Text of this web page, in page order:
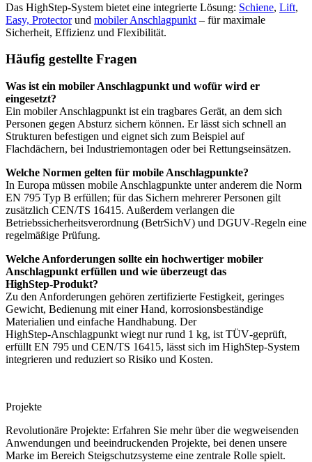
Das HighStep-System bietet eine integrierte Lösung: Schiene, Lift,
Easy, Protectorund mobiler Anschlagpunkt – für maximale
Sicherheit, Effizienz und Flexibilität.
Häufig gestellte Fragen
Was ist ein mobiler Anschlagpunkt und wofür wird er
eingesetzt?
Ein mobiler Anschlagpunkt ist ein tragbares Gerät, an dem sich
Personen gegen Absturz sichern können. Er lässt sich schnell an
Strukturen befestigen und eignet sich zum Beispiel auf
Flachdächern, bei Industriemontagen oder bei Rettungseinsätzen.
Welche Normen gelten für mobile Anschlagpunkte?
In Europa müssen mobile Anschlagpunkte unter anderem die Norm
EN 795 Typ B erfüllen; für das Sichern mehrerer Personen gilt
zusätzlich CEN/TS 16415. Außerdem verlangen die
Betriebssicherheitsverordnung (BetrSichV) und DGUV‑Regeln eine
regelmäßige Prüfung.
Welche Anforderungen sollte ein hochwertiger mobiler
Anschlagpunkt erfüllen und wie überzeugt das
HighStep‑Produkt?
Zu den Anforderungen gehören zertifizierte Festigkeit, geringes
Gewicht, Bedienung mit einer Hand, korrosionsbeständige
Materialien und einfache Handhabung. Der
HighStep‑Anschlagpunkt wiegt nur rund 1 kg, ist TÜV‑geprüft,
erfüllt EN 795 und CEN/TS 16415, lässt sich im HighStep‑System
integrieren und reduziert so Risiko und Kosten.
Projekte
Revolutionäre Projekte: Erfahren Sie mehr über die wegweisenden
Anwendungen und beeindruckenden Projekte, bei denen unsere
Marke im Bereich Steigschutzsysteme eine zentrale Rolle spielt.